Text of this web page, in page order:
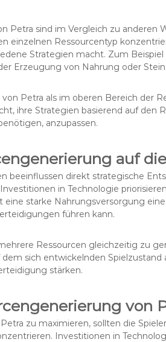
Petra sind im Vergleich zu anderen
einzelnen Ressourcentyp
Strategien macht. Zum
Erzeugung von Nahrung oder
Petra als im oberen Bereich der
ihre Strategien basierend auf den
anzupassen.
auf
beeinflussen direkt strategische
in Technologie
eine starke Nahrungsversorgung
führen kann.
Ressourcen gleichzeitig zu
sich entwickelnden Spielzustand
stärken.
von
zu maximieren, sollten die
Investitionen in